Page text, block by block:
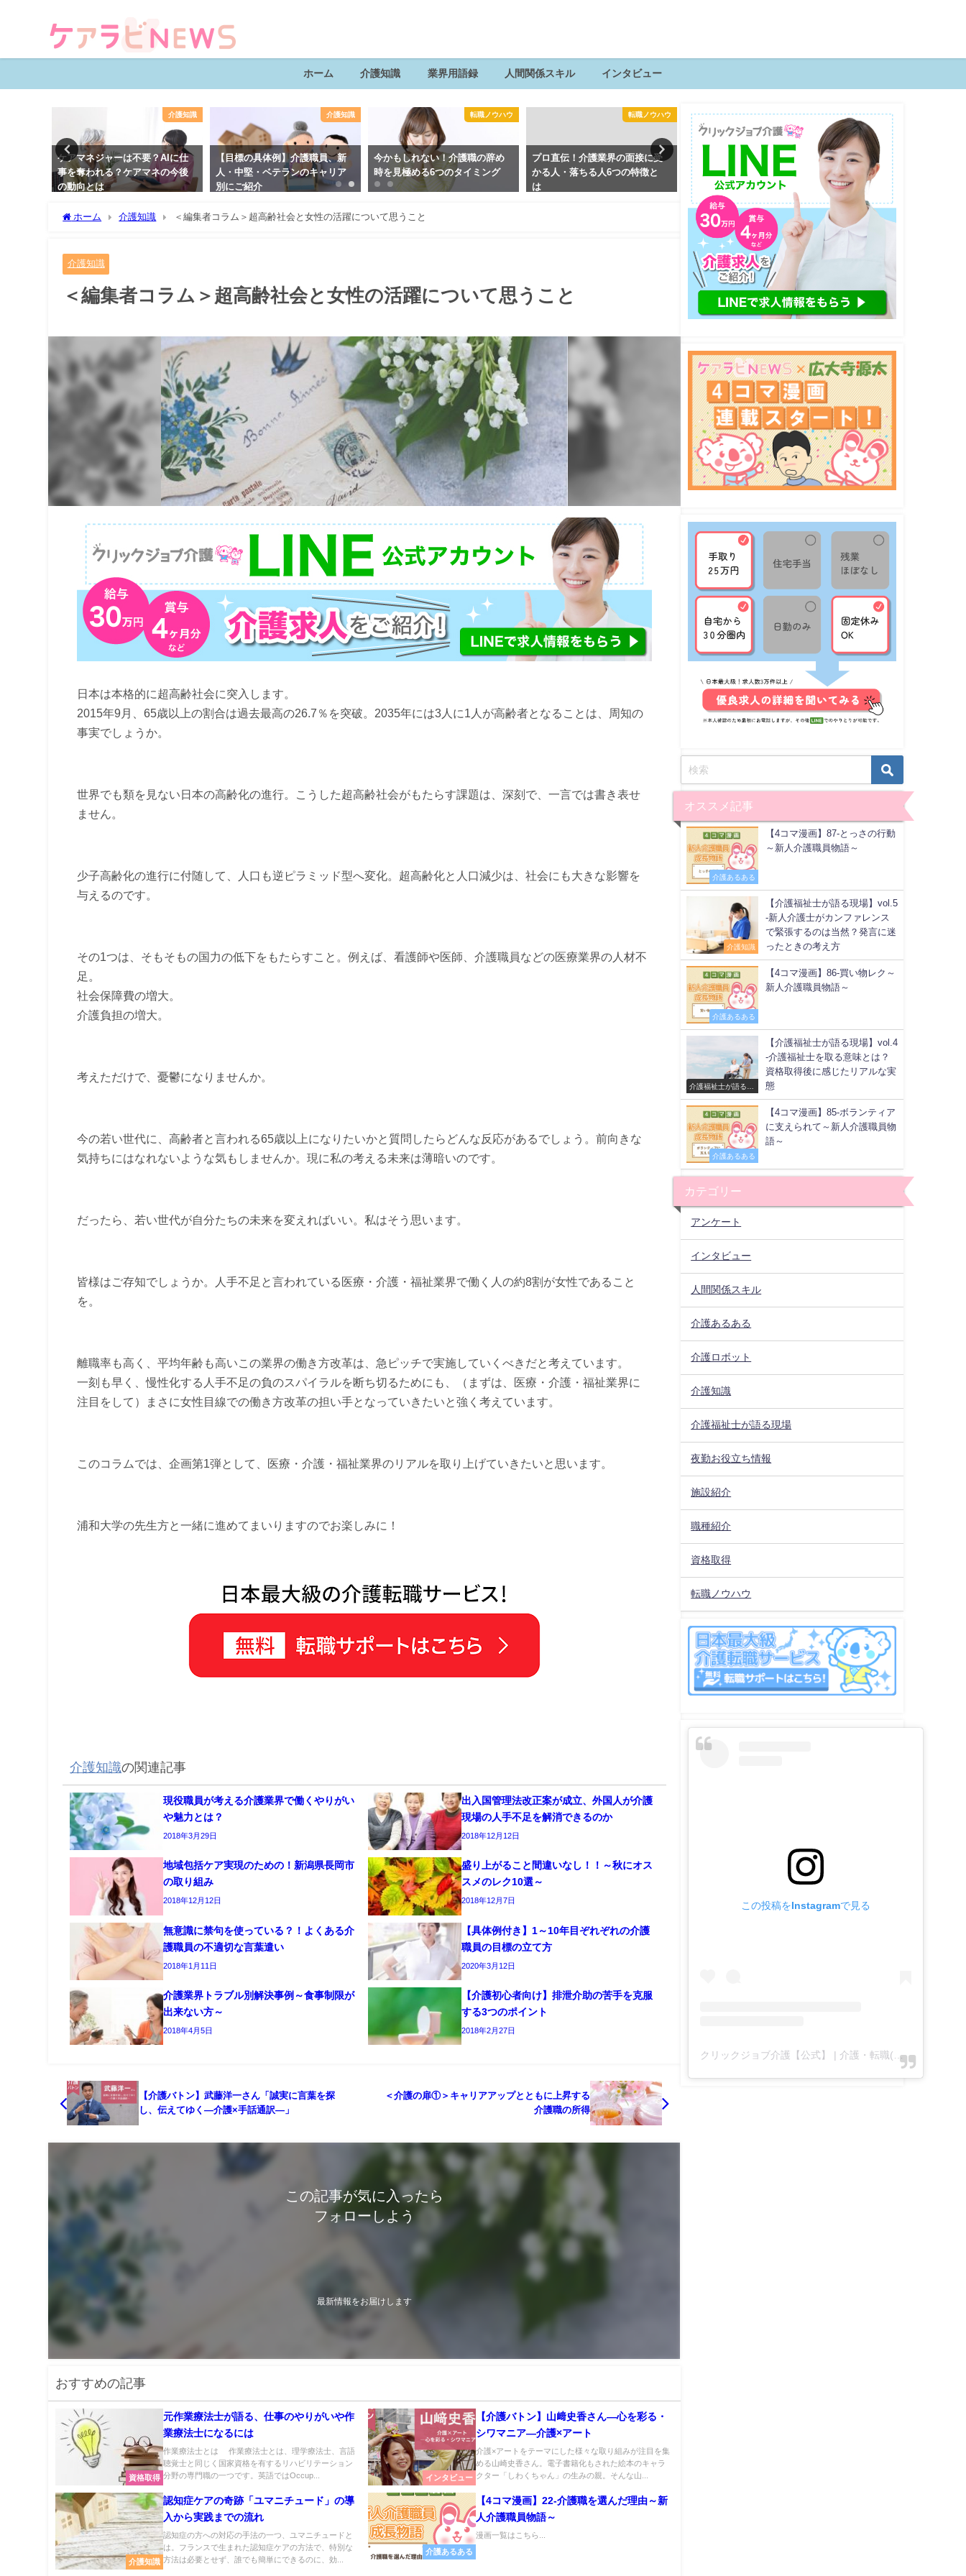
ホーム 介護知識 業界用語録 人間関係スキル インタビュー
介護知識
ケアマネジャーは不要？AIに仕
事を奪われる？ケアマネの今後
の動向とは
介護知識
【目標の具体例】介護職員、新
人・中堅・ベテランのキャリア
別にご紹介
転職ノウハウ
今かもしれない！介護職の辞め
時を見極める6つのタイミング
転職ノウハウ
プロ直伝！介護業界の面接に受
かる人・落ちる人6つの特徴と
は
介護知識
今すぐ使える！日勤・夜勤・ケ
ース別の具体的な介護記録事例
ケアマネジャーは不要？AI
事を奪われる？ケアマネの
の動向とは
ホーム 介護知識 ＜編集者コラム＞超高齢社会と女性の活躍について思うこと
介護知識
＜編集者コラム＞超高齢社会と女性の活躍について思うこと
日本は本格的に超高齢社会に突入します。
2015年9月、65歳以上の割合は過去最高の26.7％を突破。2035年には3人に1人が高齢者となることは、周知の
事実でしょうか。
世界でも類を見ない日本の高齢化の進行。こうした超高齢社会がもたらす課題は、深刻で、一言では書き表せ
ません。
少子高齢化の進行に付随して、人口も逆ピラミッド型へ変化。超高齢化と人口減少は、社会にも大きな影響を
与えるのです。
その1つは、そもそもの国力の低下をもたらすこと。例えば、看護師や医師、介護職員などの医療業界の人材不
足。
社会保障費の増大。
介護負担の増大。
考えただけで、憂鬱になりませんか。
今の若い世代に、高齢者と言われる65歳以上になりたいかと質問したらどんな反応があるでしょう。前向きな
気持ちにはなれないような気もしませんか。現に私の考える未来は薄暗いのです。
だったら、若い世代が自分たちの未来を変えればいい。私はそう思います。
皆様はご存知でしょうか。人手不足と言われている医療・介護・福祉業界で働く人の約8割が女性であること
を。
離職率も高く、平均年齢も高いこの業界の働き方改革は、急ピッチで実施していくべきだと考えています。
一刻も早く、慢性化する人手不足の負のスパイラルを断ち切るためにも、（まずは、医療・介護・福祉業界に
注目をして）まさに女性目線での働き方改革の担い手となっていきたいと強く考えています。
このコラムでは、企画第1弾として、医療・介護・福祉業界のリアルを取り上げていきたいと思います。
浦和大学の先生方と一緒に進めてまいりますのでお楽しみに！
介護知識の関連記事
現役職員が考える介護業界で働くやりがい
や魅力とは？
2018年3月29日
出入国管理法改正案が成立、外国人が介護
現場の人手不足を解消できるのか
2018年12月12日
地域包括ケア実現のための！新潟県長岡市
の取り組み
2018年12月12日
盛り上がること間違いなし！！～秋にオス
スメのレク10選～
2018年12月7日
無意識に禁句を使っている？！よくある介
護職員の不適切な言葉遣い
2018年1月11日
【具体例付き】1～10年目ぞれぞれの介護
職員の目標の立て方
2020年3月12日
介護業界トラブル別解決事例～食事制限が
出来ない方～
2018年4月5日
【介護初心者向け】排泄介助の苦手を克服
する3つのポイント
2018年2月27日
【介護バトン】武藤洋一さん「誠実に言葉を探
し、伝えてゆく―介護×手話通訳―」
＜介護の扉①＞キャリアアップとともに上昇する
介護職の所得
この記事が気に入ったら
フォローしよう
最新情報をお届けします
おすすめの記事
資格取得
元作業療法士が語る、仕事のやりがいや作
業療法士になるには
作業療法士とは 作業療法士とは、理学療法士、言語
聴覚士と同じく国家資格を有するリハビリテーション
分野の専門職の一つです。英語ではOccup...
インタビュー
【介護バトン】山﨑史香さん―心を彩る・
シワマニア―介護×アート
介護×アートをテーマにした様々な取り組みが注目を集
める山崎史香さん。電子書籍化もされた絵本のキャラ
クター「しわくちゃん」の生みの親。そんな山...
介護知識
認知症ケアの奇跡「ユマニチュード」の導
入から実践までの流れ
認知症の方への対応の手法の一つ、ユマニチュードと
は。フランスで生まれた認知症ケアの方法で、特別な
方法は必要とせず、誰でも簡単にできるのに、効...
介護あるある
【4コマ漫画】22-介護職を選んだ理由～新
人介護職員物語～
漫画一覧はこちら...
オススメ記事
介護あるある
【4コマ漫画】87-とっさの行動
～新人介護職員物語～
介護知識
【介護福祉士が語る現場】vol.5
-新人介護士がカンファレンス
で緊張するのは当然？発言に迷
ったときの考え方
介護あるある
【4コマ漫画】86-買い物レク～
新人介護職員物語～
介護福祉士が語る現
【介護福祉士が語る現場】vol.4
-介護福祉士を取る意味とは？
資格取得後に感じたリアルな実
態
介護あるある
【4コマ漫画】85-ボランティア
に支えられて～新人介護職員物
語～
カテゴリー
アンケート
インタビュー
人間関係スキル
介護あるある
介護ロボット
介護知識
介護福祉士が語る現場
夜勤お役立ち情報
施設紹介
職種紹介
資格取得
転職ノウハウ
この投稿をInstagramで見る
クリックジョブ介護【公式】 | 介護・転職(@clickjob_kaigo_official)がシェアした投稿